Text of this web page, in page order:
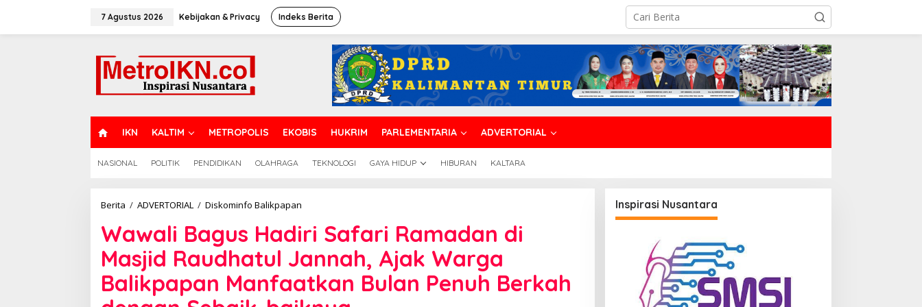
7 Agustus 2026 Kebijakan & Privacy Indeks Berita
O
M
IKN KALTIM METROPOLIS EKOBIS HUKRIM PARLEMENTARIA ADVERTORIAL
NASIONAL POLITIK PENDIDIKAN OLAHRAGA TEKNOLOGI GAYA HIDUP HIBURAN KALTARA
Berita / ADVERTORIAL / Diskominfo Balikpapan
Hadiri
Safari
Ramadan
di
Masjid
Raudhatul
Jannah,
Wawali Bagus Hadiri Safari Ramadan di
Masjid Raudhatul Jannah, Ajak Warga
Balikpapan Manfaatkan Bulan Penuh Berkah
Inspirasi Nusantara